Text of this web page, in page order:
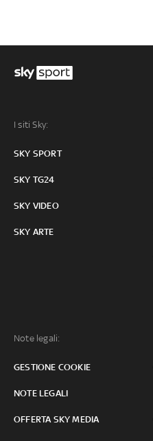
I siti Sky:
SKY SPORT
SKY TG24
SKY VIDEO
SKY ARTE
Note legali:
GESTIONE COOKIE
NOTE LEGALI
OFFERTA SKY MEDIA